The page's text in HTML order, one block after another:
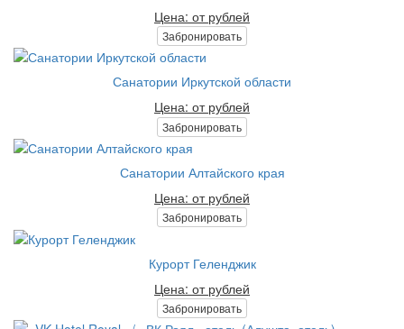
Цена: от рублей
Забронировать
Санатории Иркутской области
Цена: от рублей
Забронировать
Санатории Алтайского края
Цена: от рублей
Забронировать
Курорт Геленджик
Цена: от рублей
Забронировать